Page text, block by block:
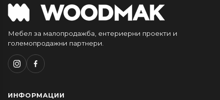
Мебел за малопродажба, ентериерни проекти и
големопродажни партнери.
ИНФОРМАЦИИ